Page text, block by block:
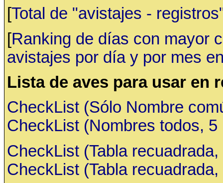
[Total de "avistajes -
[Ranking de días con mayor
avistajes por día y por mes
Lista de aves para usar en
CheckList (Sólo Nombre
CheckList (Nombres todos,
CheckList (Tabla
CheckList (Tabla